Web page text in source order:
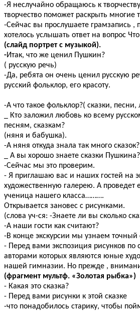
-Я неслучайно обращаюсь к
творчество поможет раскрыть многие
-Сейчас вы прослушаете грамзапись ,
хотелось услышать ответ на вопрос
(слайд портрет с музыкой).
-Итак, что же ценил Пушкин?
( русскую речь)
-Да, ребята он очень ценил русскую
русский фольклор, его красоту.
-А что такое фольклор?( сказки,
_ Кто заложил любовь ко всему
песням, сказкам?
(няня и бабушка).
-А няня откуда знала так много сказок?
_ А вы хорошо знаете сказки Пушкина?
-Сейчас мы это проверим.
- Я приглашаю вас и наших гостей на
художественную галерею. А проведет
ученица нашего класса……….
Открывается зановес с рисунками.
(слова уч-ся: -Знаете ли вы сколько
-А наши гости как считают?
-В конце экскурсии мы узнаем точный
- Перед вами экспозиция рисунков по
авторами которых являются юные
нашей гимназии. Но прежде ,
(фрагмент мультф. «Золотая рыбка»)
- Какая это сказка?
- Перед вами рисунки к этой сказке
-что понадобилось старику, чтобы